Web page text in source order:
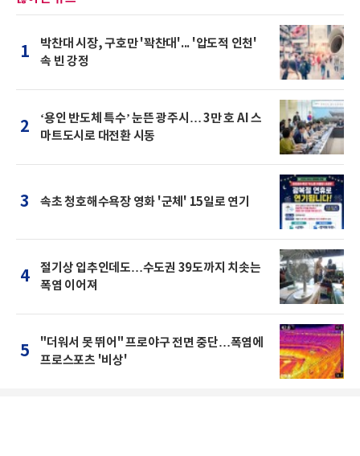
1
박찬대 시장, 구호만 '꽉찬대'... '압도적 인천'
속 빈 강정
2
‘용인 반도체 특수’ 눈뜬 광주시… 3만 호 AI 스
마트도시로 대전환 시동
3 속초 청호해수욕장 영화 '군체' 15일로 연기
4
절기상 입추인데도…수도권 39도까지 치솟는
폭염 이어져
5
"더워서 못 뛰어" 프로야구 전면 중단…폭염에
프로스포츠 '비상'